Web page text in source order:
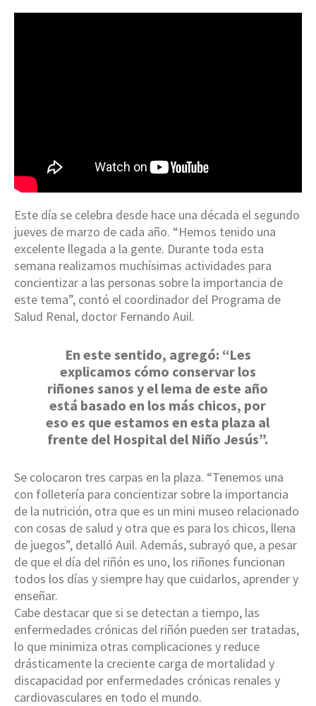
Este día se celebra desde hace una década el segundo
jueves de marzo de cada año. “Hemos tenido una
excelente llegada a la gente. Durante toda esta
semana realizamos muchísimas actividades para
concientizar a las personas sobre la importancia de
este tema”, contó el coordinador del Programa de
Salud Renal, doctor Fernando Auil.
En este sentido, agregó: “Les
explicamos cómo conservar los
riñones sanos y el lema de este año
está basado en los más chicos, por
eso es que estamos en esta plaza al
frente del Hospital del Niño Jesús”.
Se colocaron tres carpas en la plaza. “Tenemos una
con folletería para concientizar sobre la importancia
de la nutrición, otra que es un mini museo relacionado
con cosas de salud y otra que es para los chicos, llena
de juegos”, detalló Auil. Además, subrayó que, a pesar
de que el día del riñón es uno, los riñones funcionan
todos los días y siempre hay que cuidarlos, aprender y
enseñar.
Cabe destacar que si se detectan a tiempo, las
enfermedades crónicas del riñón pueden ser tratadas,
lo que minimiza otras complicaciones y reduce
drásticamente la creciente carga de mortalidad y
discapacidad por enfermedades crónicas renales y
cardiovasculares en todo el mundo.